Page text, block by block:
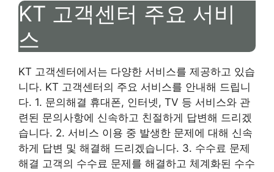
KT 고객센터 주요 서비
스
KT 고객센터에서는 다양한 서비스를 제공하고 있습
니다. KT 고객센터의 주요 서비스를 안내해 드립니
다. 1. 문의해결 휴대폰, 인터넷, TV 등 서비스와 관
련된 문의사항에 신속하고 친절하게 답변해 드리겠
습니다. 2. 서비스 이용 중 발생한 문제에 대해 신속
하게 답변 및 해결해 드리겠습니다. 3. 수수료 문제
해결 고객의 수수료 문제를 해결하고 체계화된 수수